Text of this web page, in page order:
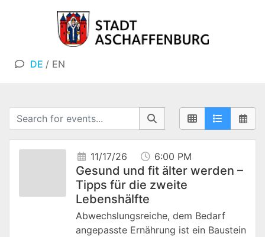
DE / EN
11/17/26 6:00 PM
Gesund und fit älter werden –
Tipps für die zweite
Lebenshälfte
Abwechslungsreiche, dem Bedarf
angepasste Ernährung ist ein Baustein